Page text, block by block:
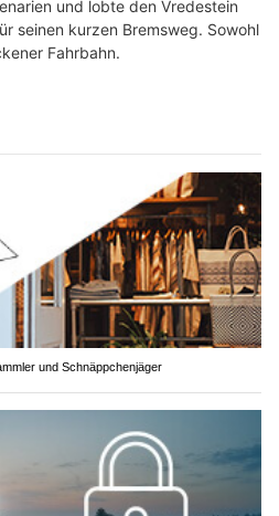
und lobte den Vredestein
seinen kurzen Bremsweg. Sowohl
Fahrbahn.
und Schnäppchenjäger